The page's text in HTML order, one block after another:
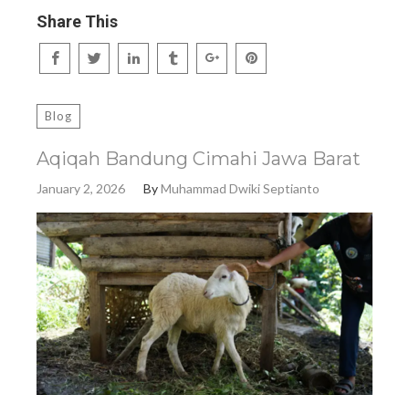
Share This
Blog
Aqiqah Bandung Cimahi Jawa Barat
January 2, 2026 ByMuhammad Dwiki Septianto